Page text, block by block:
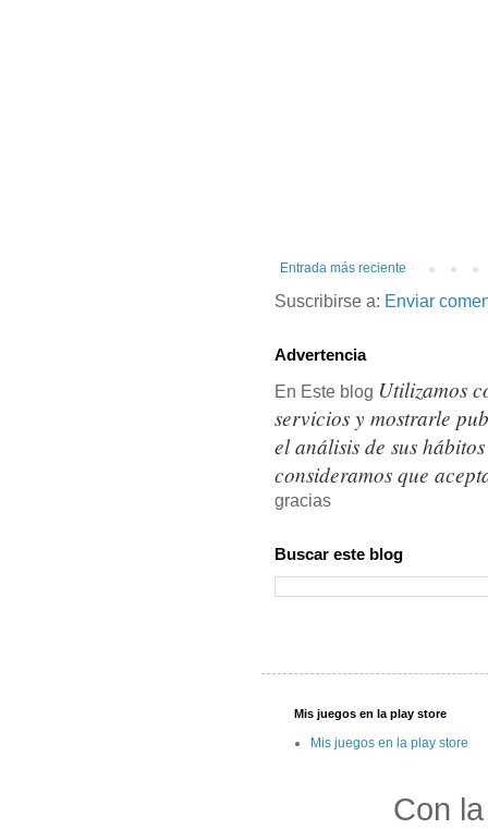
Entrada más reciente
Suscribirse a: Enviar
Advertencia
En Este blog Utilizamos
servicios y mostrarle
el análisis de sus
consideramos que
gracias
Buscar este blog
Mis juegos en la play store
Mis juegos en la play store
Con